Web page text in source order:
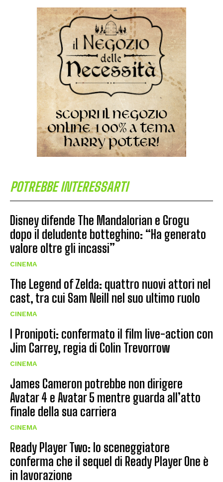
POTREBBE INTERESSARTI
Disney difende The Mandalorian e Grogu
dopo il deludente botteghino: “Ha generato
valore oltre gli incassi”
CINEMA
The Legend of Zelda: quattro nuovi attori nel
cast, tra cui Sam Neill nel suo ultimo ruolo
CINEMA
I Pronipoti: confermato il film live-action con
Jim Carrey, regia di Colin Trevorrow
CINEMA
James Cameron potrebbe non dirigere
Avatar 4 e Avatar 5 mentre guarda all’atto
finale della sua carriera
CINEMA
Ready Player Two: lo sceneggiatore
conferma che il sequel di Ready Player One è
in lavorazione